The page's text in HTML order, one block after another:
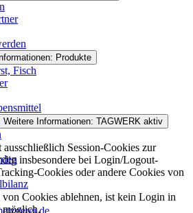
Produkte
Fisch
Weitere Informationen: TAGWERK aktiv
Session-Cookies zur
insbesondere bei Login/Logout-
Cookies oder andere Cookies von
Cookies ablehnen, ist kein Login in
möglich.